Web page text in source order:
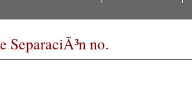
SeparaciÃ³n no.